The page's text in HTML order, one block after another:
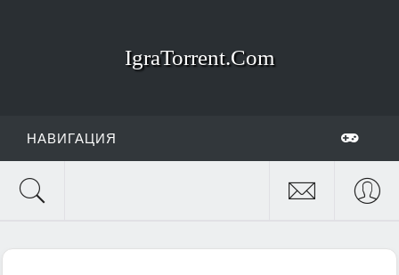
IgraTorrent.Com
НАВИГАЦИЯ